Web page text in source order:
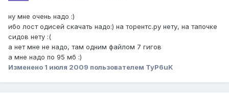
ну мне очень надо :)
ибо лост одисей скачать надо:) на торентс.ру нету, на тапочке
сидов нету :(
а нет мне не надо, там одним файлом 7 гигов
а мне надо по 95 мб :)
Изменено 1 июля 2009 пользователем TyP6uK